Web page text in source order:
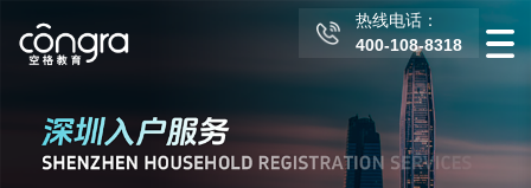
热线电话：
400-108-8318